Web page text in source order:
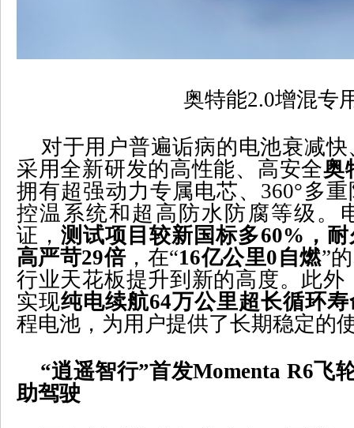
奥特能2.0增混专
对于用户普遍诟病的电池衰减快
采用全新研发的高性能、高安全奥
拥有超强动力专属电芯、 360°多
控温系统和超高防水防腐等级。
证，测试项目较新国标多60% ，
高严苛29倍，在“16亿公里0自燃”
行业天花板提升到新的高度。此外
实现纯电续航64万公里超长循环寿
程电池，为用户提供了长期稳定的
“逍遥智行”首发Momenta R6飞
助驾驶